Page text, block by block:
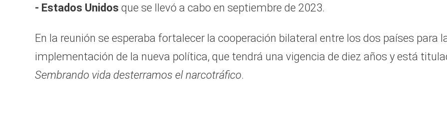
- Estados Unidos que se llevó a cabo en septiembre de 2023.
En la reunión se esperaba fortalecer la cooperación bilateral entre los dos países para
implementación de la nueva política, que tendrá una vigencia de diez años y está
Sembrando vida desterramos el narcotráfico.